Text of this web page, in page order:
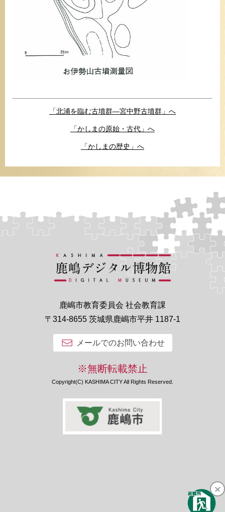
「北浦を臨む古墳群―宮中野古墳群」へ
「かしまの原始・古代」へ
「かしまの歴史」へ
鹿嶋市教育委員会 社会教育課
〒314-8655 茨城県鹿嶋市平井 1187-1
メールでのお問い合わせ
※無断転載禁止
Copyright(C) KASHIMA CITY All Rights Reserved.